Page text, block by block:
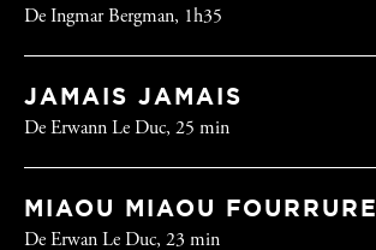
De Ingmar Bergman, 1h35
JAMAIS JAMAIS
De Erwann Le Duc, 25 min
MIAOU MIAOU FOURRURE
De Erwan Le Duc, 23 min